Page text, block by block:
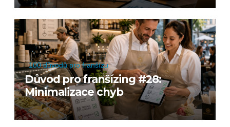
100 důvodů pro franšízu
Důvod pro franšízing #28:
Minimalizace chyb